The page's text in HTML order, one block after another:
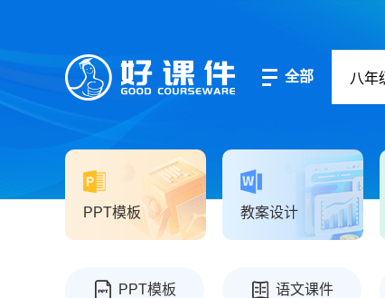
全部
PPT模板 教案设计
PPT模板 语文课件